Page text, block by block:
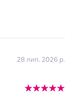
28 лип. 2026 р.